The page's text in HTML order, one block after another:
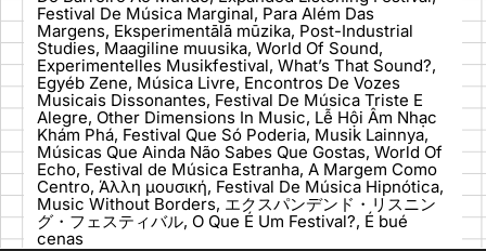
Festival De Música Marginal, Para Além Das
Margens, Eksperimentālā mūzika, Post-Industrial
Studies, Maagiline muusika, World Of Sound,
Experimentelles Musikfestival, What’s That Sound?,
Egyéb Zene, Música Livre, Encontros De Vozes
Musicais Dissonantes, Festival De Música Triste E
Alegre, Other Dimensions In Music, Lễ Hội Âm Nhạc
Khám Phá, Festival Que Só Poderia, Musik Lainnya,
Músicas Que Ainda Não Sabes Que Gostas, World Of
Echo, Festival de Música Estranha, A Margem Como
Centro, Άλλη μουσική, Festival De Música Hipnótica,
Music Without Borders, エクスパンデンド・リスニン
グ・フェスティバル, O Que É Um Festival?, É bué
cenas